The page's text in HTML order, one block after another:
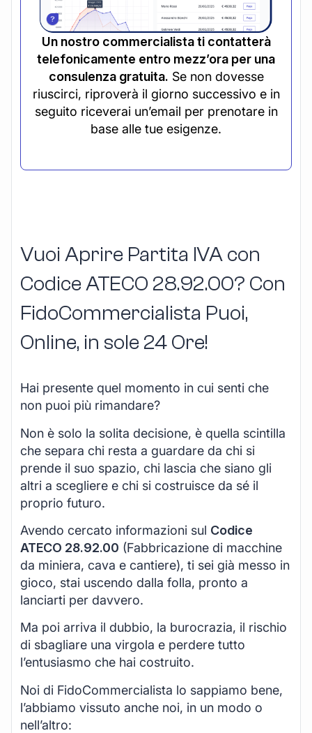
Un nostro commercialista ti contatterà
telefonicamente entro mezz’ora per una
consulenza gratuita. Se non dovesse
riuscirci, riproverà il giorno successivo e in
seguito riceverai un’email per prenotare in
base alle tue esigenze.
Vuoi Aprire Partita IVA con
Codice ATECO 28.92.00? Con
FidoCommercialista Puoi,
Online, in sole 24 Ore!
Hai presente quel momento in cui senti che
non puoi più rimandare?
Non è solo la solita decisione, è quella scintilla
che separa chi resta a guardare da chi si
prende il suo spazio, chi lascia che siano gli
altri a scegliere e chi si costruisce da sé il
proprio futuro.
Avendo cercato informazioni sul Codice
ATECO 28.92.00 (Fabbricazione di macchine
da miniera, cava e cantiere), ti sei già messo in
gioco, stai uscendo dalla folla, pronto a
lanciarti per davvero.
Ma poi arriva il dubbio, la burocrazia, il rischio
di sbagliare una virgola e perdere tutto
l’entusiasmo che hai costruito.
Noi di FidoCommercialista lo sappiamo bene,
l’abbiamo vissuto anche noi, in un modo o
nell’altro: